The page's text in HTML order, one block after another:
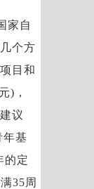
家自
个方
目和
)，
议
年基
的定
35周